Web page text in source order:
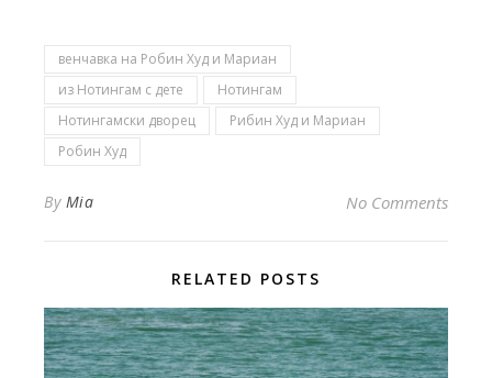
венчавка на Робин Худ и Мариан
из Нотингам с дете
Нотингам
Нотингамски дворец
Рибин Худ и Мариан
Робин Худ
By Mia No Comments
RELATED POSTS